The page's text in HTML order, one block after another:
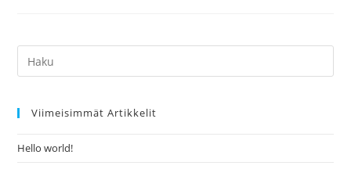
Viimeisimmät Artikkelit
Hello world!